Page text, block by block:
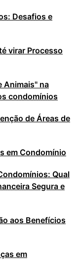
Desafios e
virar Processo
Animais" na
condomínios
de Áreas de
em Condomínio
Qual
Segura e
aos Benefícios
em